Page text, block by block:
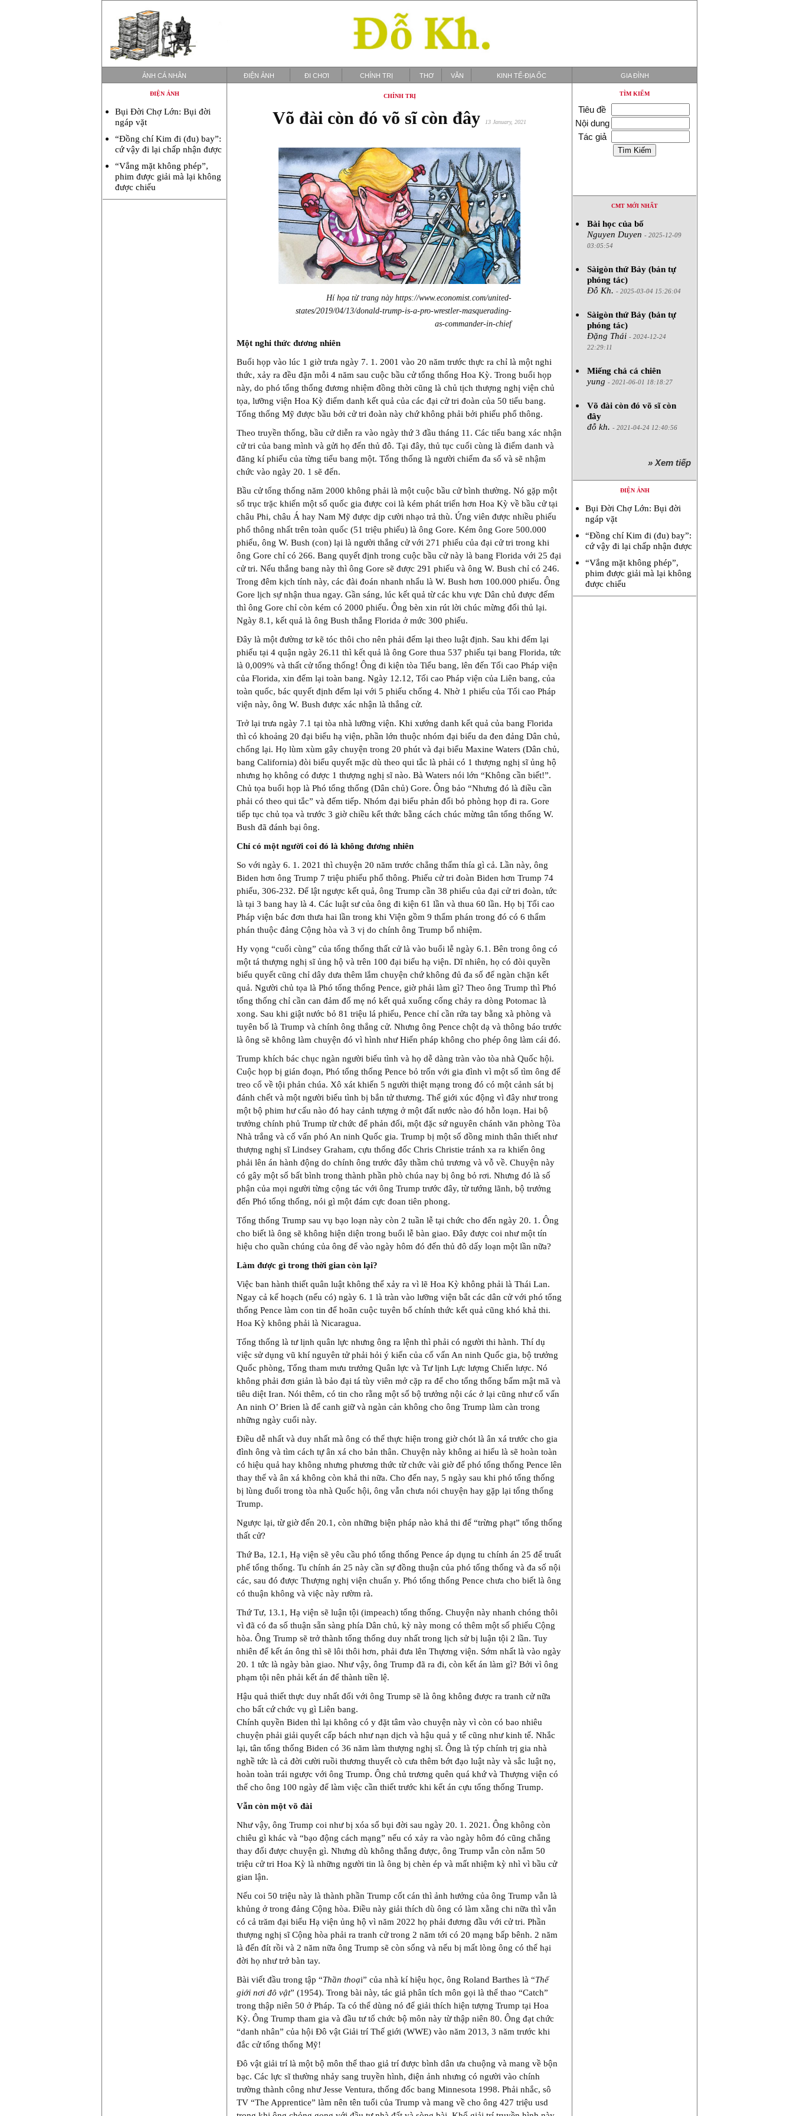
ẢNH CÁ NHÂN ĐIỆN ẢNH ĐI CHƠI CHÍNH TRỊ THƠ VĂN KINH TẾ-ĐỊA ỐC GIA ĐÌNH
ĐIỆN ẢNH
Bụi Đời Chợ Lớn: Bụi đời
ngáp vặt
“Đồng chí Kim đi (đu) bay”:
cứ vậy đi lại chấp nhận được
“Vắng mặt không phép”,
phim được giải mà lại không
được chiếu
CHÍNH TRỊ
Võ đài còn đó võ sĩ còn đây 13 January, 2021
Hí họa từ trang này https://www.economist.com/united-
states/2019/04/13/donald-trump-is-a-pro-wrestler-masquerading-
as-commander-in-chief
Một nghi thức đương nhiên
Buổi họp vào lúc 1 giờ trưa ngày 7. 1. 2001 vào 20 năm trước thực ra chỉ là một nghi
thức, xảy ra đều đặn mỗi 4 năm sau cuộc bầu cử tổng thống Hoa Kỳ. Trong buổi họp
này, do phó tổng thống đương nhiệm đồng thời cũng là chủ tịch thượng nghị viện chủ
tọa, lưỡng viện Hoa Kỳ điểm danh kết quả của các đại cử tri đoàn của 50 tiểu bang.
Tổng thống Mỹ được bầu bởi cử tri đoàn này chứ không phải bởi phiếu phổ thông.
Theo truyền thống, bầu cử diễn ra vào ngày thứ 3 đầu tháng 11. Các tiểu bang xác nhận
cử tri của bang mình và gửi họ đến thủ đô. Tại đây, thủ tục cuối cùng là điểm danh và
đăng kí‎ phiếu của từng tiểu bang một. Tổng thống là người chiếm đa số và sẽ nhậm
chức vào ngày 20. 1 sẽ đến.
Bầu cử tổng thống năm 2000 không phải là một cuộc bầu cử bình thường. Nó gặp một
số trục trặc khiến một số quốc gia được coi là kém phát triển hơn Hoa Kỳ về bầu cử tại
châu Phi, châu Á hay Nam Mỹ được dịp cười nhạo trả thù. Ứng viên được nhiều phiếu
phổ thông nhất trên toàn quốc (51 triệu phiếu) là ông Gore. Kém ông Gore 500.000
phiếu, ông W. Bush (con) lại là người thắng cử với 271 phiếu của đại cử tri trong khi
ông Gore chỉ có 266. Bang quyết định trong cuộc bầu cử này là bang Florida với 25 đại
cử tri. Nếu thắng bang này thì ông Gore sẽ được 291 phiếu và ông W. Bush chỉ có 246.
Trong đêm kịch tính này, các đài đoán nhanh nhẩu là W. Bush hơn 100.000 phiếu. Ông
Gore lịch sự nhận thua ngay. Gần sáng, lúc kết quả từ các khu vực Dân chủ được đếm
thì ông Gore chỉ còn kém có 2000 phiếu. Ông bèn xin rút lời chúc mừng đối thủ lại.
Ngày 8.1, kết quả là ông Bush thắng Florida ở mức 300 phiếu.
Đây là một đường tơ kẽ tóc thôi cho nên phải đếm lại theo luật định. Sau khi đếm lại
phiếu tại 4 quận ngày 26.11 thì kết quả là ông Gore thua 537 phiếu tại bang Florida, tức
là 0,009% và thất cử tổng thống! Ông đi kiện tòa Tiểu bang, lên đến Tối cao Pháp viện
của Florida, xin đếm lại toàn bang. Ngày 12.12, Tối cao Pháp viện của Liên bang, của
toàn quốc, bác quyết định đếm lại với 5 phiếu chống 4. Nhờ 1 phiếu của Tối cao Pháp
viện này, ông W. Bush được xác nhận là thắng cử.
Trở lại trưa ngày 7.1 tại tòa nhà lưỡng viện. Khi xướng danh kết quả của bang Florida
thì có khoảng 20 đại biểu hạ viện, phần lớn thuộc nhóm đại biểu da đen đảng Dân chủ,
chống lại. Họ lùm xùm gây chuyện trong 20 phút và đại biểu Maxine Waters (Dân chủ,
bang California) đòi biểu quyết mặc dù theo qui tắc là phải có 1 thượng nghị sĩ ủng hộ
nhưng họ không có được 1 thượng nghị sĩ nào. Bà Waters nói lớn “Không cần biết!”.
Chủ tọa buổi họp là Phó tổng thống (Dân chủ) Gore. Ông bảo “Nhưng đó là điều cần
phải có theo qui tắc” và đếm tiếp. Nhóm đại biểu phản đối bỏ phòng họp đi ra. Gore
tiếp tục chủ tọa và trước 3 giờ chiều kết thức bằng cách chúc mừng tân tổng thống W.
Bush đã đánh bại ông.
Chỉ có một người coi đó là không đương nhiên
So với ngày 6. 1. 2021 thì chuyện 20 năm trước chẳng thấm thía gì cả. Lần này, ông
Biden hơn ông Trump 7 triệu phiếu phổ thông. Phiếu cử tri đoàn Biden hơn Trump 74
phiếu, 306-232. Để lật ngược kết quả, ông Trump cần 38 phiếu của đại cử tri đoàn, tức
là tại 3 bang hay là 4. Các luật sư của ông đi kiện 61 lần và thua 60 lần. Họ bị Tối cao
Pháp viện bác đơn thưa hai lần trong khi Viện gồm 9 thẩm phán trong đó có 6 thẩm
phán thuộc đảng Cộng hòa và 3 vị do chính ông Trump bổ nhiệm.
Hy vọng “cuối cùng” của tổng thống thất cử là vào buổi lễ ngày 6.1. Bên trong ông có
một tá thượng nghị sĩ ủng hộ và trên 100 đại biểu hạ viện. Dĩ nhiên, họ có đòi quyền
biểu quyết cũng chỉ dây dưa thêm lắm chuyện chứ không đủ đa số để ngàn chặn kết
quả. Người chủ tọa là Phó tổng thống Pence, giờ phải làm gì? Theo ông Trump thì Phó
tổng thống chỉ cần can đảm đổ mẹ nó kết quả xuống cống chảy ra dòng Potomac là
xong. Sau khi giật nước bỏ 81 triệu lá phiếu, Pence chỉ cần rửa tay bằng xà phòng và
tuyên bố là Trump và chính ông thắng cử. Nhưng ông Pence chột dạ và thông báo trước
là ông sẽ không làm chuyện đó vì hình như Hiến pháp không cho phép ông làm cái đó.
Trump khích bác chục ngàn người biểu tình và họ dễ dàng tràn vào tòa nhà Quốc hội.
Cuộc họp bị gián đoạn, Phó tổng thống Pence bỏ trốn với gia đình vì một số tìm ông để
treo cổ về tội phản chúa. Xô xát khiến 5 người thiệt mạng trong đó có một cảnh sát bị
đánh chết và một người biểu tình bị bắn tử thương. Thế giới xúc động vì đây như trong
một bộ phim hư cấu nào đó hay cảnh tượng ở một đất nước nào đó hỗn loạn. Hai bộ
trưởng chính phủ Trump từ chức để phản đối, một đặc sứ nguyên chánh văn phòng Tòa
Nhà trắng và cố vấn phó An ninh Quốc gia. Trump bị một số đồng minh thân thiết như
thượng nghị sĩ Lindsey Graham, cựu thống đốc Chris Christie tránh xa ra khiến ông
phải lên án hành động do chính ông trước đây thầm chủ trương và vỗ về. Chuyện này
có gây một số bất bình trong thành phần phò chúa nay bị ông bỏ rơi. Nhưng đó là số
phận của mọi người từng cộng tác với ông Trump trước đây, từ tướng lãnh, bộ trưởng
đến Phó tổng thống, nói gì một đám cực đoan tiên phong.
Tổng thống Trump sau vụ bạo loạn này còn 2 tuần lễ tại chức cho đến ngày 20. 1. Ông
cho biết là ông sẽ không hiện diện trong buổi lễ bàn giao. Đây được coi như một tín
hiệu cho quần chúng của ông để vào ngày hôm đó đến thủ đô dấy loạn một lần nữa?
Làm được gì trong thời gian còn lại?
Việc ban hành thiết quân luật không thể xảy ra vì lẽ Hoa Kỳ không phải là Thái Lan.
Ngay cả kế hoạch (nếu có) ngày 6. 1 là tràn vào lưỡng viện bắt các dân cử với phó tổng
thống Pence làm con tin để hoãn cuộc tuyên bố chính thức kết quả cũng khó khả thi.
Hoa Kỳ không phải là Nicaragua.
Tổng thống là tư lịnh quân lực nhưng ông ra lệnh thì phải có người thi hành. Thí dụ
việc sử dụng vũ khí nguyên tử phải hỏi ý kiến của cố vấn An ninh Quốc gia, bộ trưởng
Quốc phòng, Tổng tham mưu trưởng Quân lực và Tư lịnh Lực lượng Chiến lược. Nó
không phải đơn giản là bảo đại tá tùy viên mở cặp ra để cho tổng thống bấm mật mã và
tiêu diệt Iran. Nói thêm, có tin cho rằng một số bộ trưởng nội các ở lại cũng như cố vấn
An ninh O’ Brien là để canh giữ và ngàn cản không cho ông Trump làm càn trong
những ngày cuối này.
Điều dễ nhất và duy nhất mà ông có thể thực hiện trong giờ chót là ân xá trước cho gia
đình ông và tìm cách tự ân xá cho bản thân. Chuyện này không ai hiểu là sẽ hoàn toàn
có hiệu quả hay không nhưng phương thức từ chức vài giờ để phó tổng thống Pence lên
thay thế và ân xá không còn khả thi nữa. Cho đến nay, 5 ngày sau khi phó tổng thống
bị lùng đuổi trong tòa nhà Quốc hội, ông vẫn chưa nói chuyện hay gặp lại tổng thống
Trump.
Ngược lại, từ giờ đến 20.1, còn những biện pháp nào khả thi để “trừng phạt” tổng thống
thất cử?
Thứ Ba, 12.1, Hạ viện sẽ yêu cầu phó tổng thống Pence áp dụng tu chính án 25 để truất
phế tổng thống. Tu chính án 25 này cần sự đồng thuận của phó tổng thống và đa số nội
các, sau đó được Thượng nghị viện chuẩn y. Phó tổng thống Pence chưa cho biết là ông
có thuận không và việc này rườm rà.
Thứ Tư, 13.1, Hạ viện sẽ luận tội (impeach) tổng thống. Chuyện này nhanh chóng thôi
vì đã có đa số thuận sẵn sàng phía Dân chủ, kỳ này mong có thêm một số phiếu Cộng
hòa. Ông Trump sẽ trở thành tổng thống duy nhất trong lịch sử bị luận tội 2 lần. Tuy
nhiên để kết án ông thì sẽ lôi thôi hơn, phải đưa lên Thựơng viện. Sớm nhất là vào ngày
20. 1 tức là ngày bàn giao. Như vậy, ông Trump đã ra đi, còn kết án làm gì? Bởi vì ông
phạm tội nên phải kết án để thành tiền lệ.
Hậu quả thiết thực duy nhất đối với ông Trump sẽ là ông không được ra tranh cử nữa
cho bất cứ chức vụ gì Liên bang.
Chính quyền Biden thì lại không có y đặt tâm vào chuyện này vì còn có bao nhiêu
chuyện phải giải quyết cấp bách như nạn dịch và hậu quả y tế cũng như kinh tế. Nhắc
lại, tân tổng thống Biden có 36 năm làm thượng nghị sĩ. Ông là týp chính trị gia nhà
nghề tức là cả đời cười ruồi thương thuyết cò cưa thêm bớt đạo luật này và sắc luật nọ,
hoàn toàn trái ngược với ông Trump. Ông chủ trương quên quá khứ và Thượng viện có
thể cho ông 100 ngày để làm việc cần thiết trước khi kết án cựu tổng thống Trump.
Vẫn còn một võ đài
Như vậy, ông Trump coi như bị xóa sổ bụi đời sau ngày 20. 1. 2021. Ông không còn
chiêu gì khác và “bạo động cách mạng” nếu có xảy ra vào ngày hôm đó cũng chẳng
thay đổi được chuyện gì. Nhưng dù không thắng được, ông Trump vẫn còn nắm 50
triệu cử tri Hoa Kỳ là những người tin là ông bị chèn ép và mất nhiệm kỳ nhì vì bầu cử
gian lận.
Nếu coi 50 triệu này là thành phần Trump cốt cán thì ảnh hưởng của ông Trump vẫn là
khủng ở trong đảng Cộng hòa. Điều này giải thích dù ông có làm xằng chi nữa thì vẫn
có cả trăm đại biểu Hạ viện ủng hộ vì năm 2022 họ phải đương đầu với cử tri. Phần
thượng nghị sĩ Cộng hòa phải ra tranh cử trong 2 năm tới có 20 mạng bấp bênh. 2 năm
là đến đít rồi và 2 năm nữa ông Trump sẽ còn sống và nếu bị mất lòng ông có thể hại
đời họ như trở bàn tay.
Bài viết đầu trong tập “Thần thoại” của nhà kí hiệu học, ông Roland Barthes là “Thế
giới nơi đô vật” (1954). Trong bài này, tác giả phân tích môn gọi là thể thao “Catch”
trong thập niên 50 ở Pháp. Ta có thể dùng nó để giải thích hiện tượng Trump tại Hoa
Kỳ. Ông Trump tham gia và đầu tư tổ chức bộ môn này từ thập niên 80. Ông đạt chức
“danh nhân” của hội Đô vật Giải trí Thế giới (WWE) vào năm 2013, 3 năm trước khi
đắc cử tổng thống Mỹ!
Đô vật giải trí là một bộ môn thể thao giả trí được bình dân ưa chuộng và mang về bộn
bạc. Các lực sĩ thường nhảy sang truyền hình, điện ảnh nhưng có người vào chính
trường thành công như Jesse Ventura, thống đốc bang Minnesota 1998. Phải nhắc, sô
TV “The Apprentice” làm nên tên tuổi của Trump và mang về cho ông 427 triệu usd
TÌM KIẾM
Tiêu đề
Nội dung
Tác giả
CMT MỚI NHẤT
Bài học của bố
Nguyen Duyen - 2025-12-09
03:05:54
Sàigòn thứ Bảy (bản tự
phóng tác)
Đỗ Kh. - 2025-03-04 15:26:04
Sàigòn thứ Bảy (bản tự
phóng tác)
Đặng Thái - 2024-12-24
22:29:11
Miếng chả cá chiên
yung - 2021-06-01 18:18:27
Võ đài còn đó võ sĩ còn
đây
đỗ kh. - 2021-04-24 12:40:56
» Xem tiếp
ĐIỆN ẢNH
Bụi Đời Chợ Lớn: Bụi đời
ngáp vặt
“Đồng chí Kim đi (đu) bay”:
cứ vậy đi lại chấp nhận được
“Vắng mặt không phép”,
phim được giải mà lại không
được chiếu